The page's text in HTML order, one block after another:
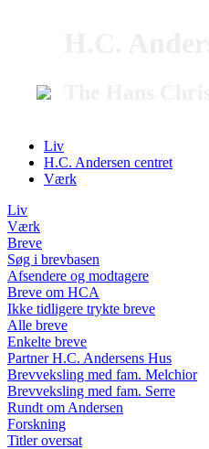
Liv
H.C. Andersen centret
Værk
Liv
Værk
Breve
Søg i brevbasen
Afsendere og modtagere
Breve om HCA
Ikke tidligere trykte breve
Alle breve
Enkelte breve
Partner H.C. Andersens Hus
Brevveksling med fam. Melchior
Brevveksling med fam. Serre
Rundt om Andersen
Forskning
Titler oversat